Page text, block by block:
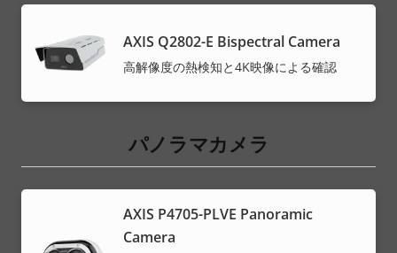
AXIS Q2802-E Bispectral Camera
高解像度の熱検知と4K映像による確認
パノラマカメラ
AXIS P4705-PLVE Panoramic
Camera